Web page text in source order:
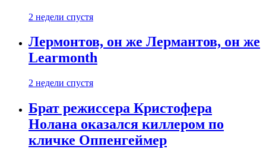
2 недели спустя
Лермонтов, он же Лермантов, он же
Learmonth
2 недели спустя
Брат режиссера Кристофера
Нолана оказался киллером по
кличке Оппенгеймер